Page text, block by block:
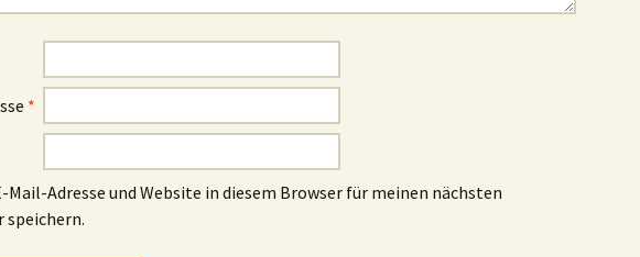
*
Mail-Adresse und Website in diesem Browser für meinen nächsten